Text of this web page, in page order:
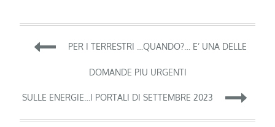
Navigazione
articoli
PER I TERRESTRI …QUANDO?… E’ UNA DELLE
DOMANDE PIU URGENTI
SULLE ENERGIE…I PORTALI DI SETTEMBRE 2023